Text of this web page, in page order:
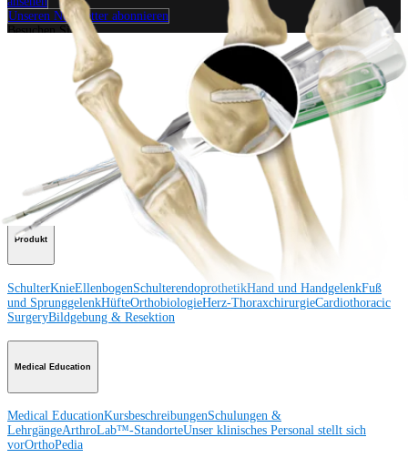
Unseren Newsletter abonnieren
Besuchen Sie uns
Operationsverfahren
Ellenbogen Schulterendoprothetik Hand und Handgelenk
und SprunggelenkTrauma HüfteOrthobiologie
Cardiothoracic
SurgeryWirbelsäule
Produkt
SchulterKnieEllenbogenSchulterendoprothetikHand und HandgelenkFuß
und SprunggelenkHüfteOrthobiologieHerz-ThoraxchirurgieCardiothoracic
SurgeryBildgebung & Resektion
Medical Education
Medical EducationKursbeschreibungenSchulungen &
LehrgängeArthroLab™-StandorteUnser klinisches Personal stellt sich
vorOrthoPedia